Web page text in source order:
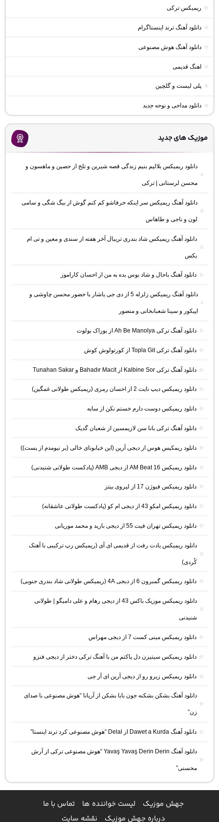
ریمیکس ترکی
دانلود آهنگ ترند اینستاگرام
دانلود آهنگ هوش مصنوعی
اهنگ قدیمی
پلی لیست و گلچین
دانلود مداحی و نوحه جدید
موزیک های جدید
دانلود ریمیکس بلالیم بنیم زندگی قصه شیرین و تلخ از حصین و ماهسون و
محسن لرستانی | ترکی
دانلود آهنگ ریمیکس سر اینکه حرفاشو کم کنم گوش از بیگ شگی و سامی
لون و ناجی و طاهاس
دانلود آهنگ ریمیکس شاد بندری تریبال آخر هفته از سندی و معین و تی ام
بکس
دانلود آهنگ باحال و شاد بوس بده به من از احسان کاراموز
دانلود آهنگ ریمیکس زلزله 5 از دی جی یاشار با حضور محسن چاوشی و
اپیکور و سینا شعبانخانی و منصور
دانلود آهنگ ترکی Ah Be Manolya از بوراک بولوت
دانلود آهنگ ترکی Topla Git از کورتولوش کوش
دانلود آهنگ ترکی Kalbine Sor از Bahadır Macit و Tunahan Sakar
دانلود ریمیکس دیپ نایت 2 از احسان رمزی (ریمیکس طولانی غمگین)
دانلود ریمیکس دوست دارم خستم نکن از سایه
دانلود آهنگ ترکی بانا سن لازیمسین از شعبان گدیک
دانلود ریمکیس هوس از دیجی آرین (این خیابونای خالی (بر نیومدم از پست))
دانلود ریمیکس AM Beat 16 از دیجی AMB (پادکست طولانی شنیدنی)
دانلود ریمیکس فیوژن 17 از لیروی بیتز
دانلود ریمیکس امکو 43 از دیجی ام کو (پادکست طولانی عاشقانه)
دانلود ریمیکس تهران فیت 55 از دیجی باربد و محمد موریانی
دانلود ریمیکس یادت رفت از قدیمی ای آی (ریمیکس رپ ترکیبی با آهنک
کُردی)
دانلود ریمیکس گمبرون 6 از دیجی 4A (ریمیکس طولانی شاد بندری جنوبی)
دانلود ریمیکس موزیک باکس 43 از دیجی رهام و علی دامیگو | طولانی
شنیدنی
دانلود ریمیکس مینی کست 7 از دیجی مهراس
دانلود ریمیکس سیتیزن دل پاکتم من با آهنگ ترکی دختر از دیجی فنزو
دانلود ریمیکس زیرو رو از دیجی آرین ای آر جی
دانلود آهنگ بشکن بشکنه جون بابا بشکن از آریانا “هوش مصنوعی با صدای
زن”
دانلود آهنگ Dawet a Kurda از Delal “هوش مصنوعی کرد ترند اینستا”
دانلود آهنگ Yavaş Yavaş Derin Derin “هوش مصنوعی ترکی از آرش
محسنی”
جهش موزیک لیست خواننده ها
تماس با ما
درباره جهش موزیک
نقشه سایت